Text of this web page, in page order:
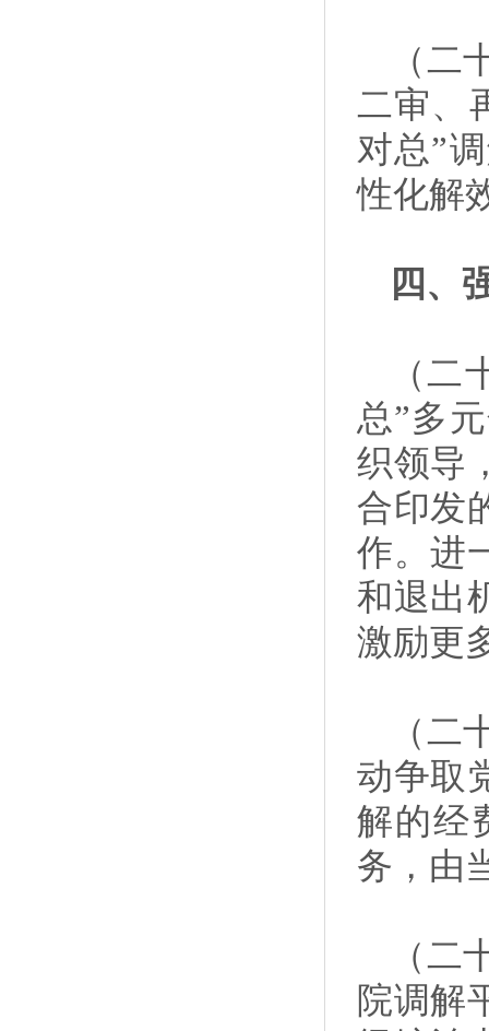
（
二审、
对总”
性化解
四、
（
总”多
织领导
合印发
作。进
和退出
激励更
（
动争取
解的经
务，由
（
院调解